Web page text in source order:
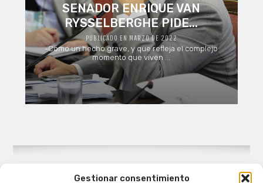
Gestionar consentimiento
SENADOR ENRIQUE VAN
RYSSELBERGHE PIDE...
PUBLICADO EN MARZO DE 2022
-Como un hecho grave, y que refleja el complejo
momento que viven ...